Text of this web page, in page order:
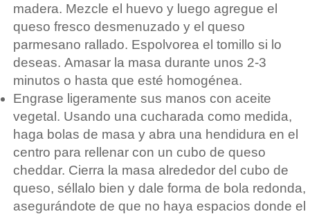
madera. Mezcle el huevo y luego agregue el
queso fresco desmenuzado y el queso
parmesano rallado. Espolvorea el tomillo si lo
deseas. Amasar la masa durante unos 2-3
minutos o hasta que esté homogénea.
Engrase ligeramente sus manos con aceite
vegetal. Usando una cucharada como medida,
haga bolas de masa y abra una hendidura en el
centro para rellenar con un cubo de queso
cheddar. Cierra la masa alrededor del cubo de
queso, séllalo bien y dale forma de bola redonda,
asegurándote de que no haya espacios donde el